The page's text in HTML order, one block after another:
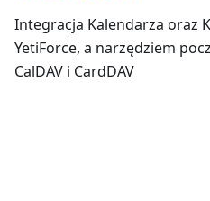
Integracja Kalendarza oraz
YetiForce, a narzędziem
CalDAV i CardDAV